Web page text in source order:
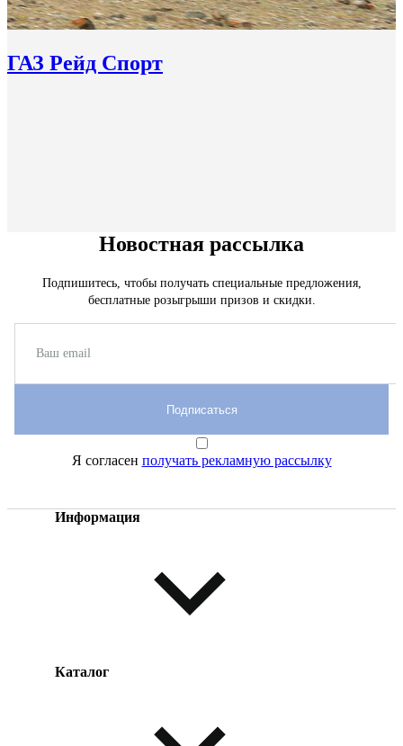
ГАЗ Рейд Спорт
Информация
Таблица размеров
Каталог
Новостная рассылка
Подпишитесь, чтобы получать специальные предложения,
бесплатные розыгрыши призов и скидки.
Подписаться
Я согласен получать рекламную рассылку